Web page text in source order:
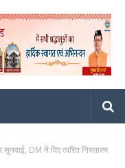
DM ने दिए त्वरित निस्तारण